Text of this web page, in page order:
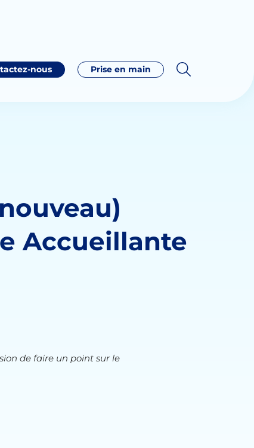
nous Prise en main
Accueillante
de faire un point sur le